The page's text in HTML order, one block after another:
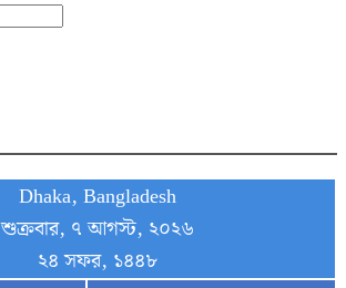
Dhaka, Bangladesh
শুক্রবার, ৭ আগস্ট, ২০২৬
২৪ সফর, ১৪৪৮